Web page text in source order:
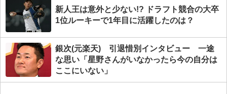
新人王は意外と少ない!? ドラフト競合の大卒
1位ルーキーで1年目に活躍したのは？
銀次(元楽天) 引退惜別インタビュー 一途
な思い「星野さんがいなかったら今の自分は
ここにいない」